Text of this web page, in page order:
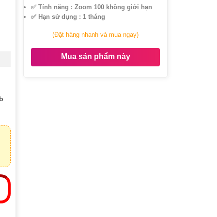
Parallels
deskop
✅ Tính năng : Zoom 100 không giới hạn
✅ Hạn sử dụng : 1 tháng
(Đặt hàng nhanh và mua ngay)
Mua sản phẩm này